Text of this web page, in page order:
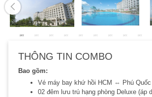
THÔNG TIN COMBO
Bao gồm:
Vé máy bay khứ hồi HCM ⇔ Phú Quốc
02 đêm lưu trú hạng phòng Deluxe (áp